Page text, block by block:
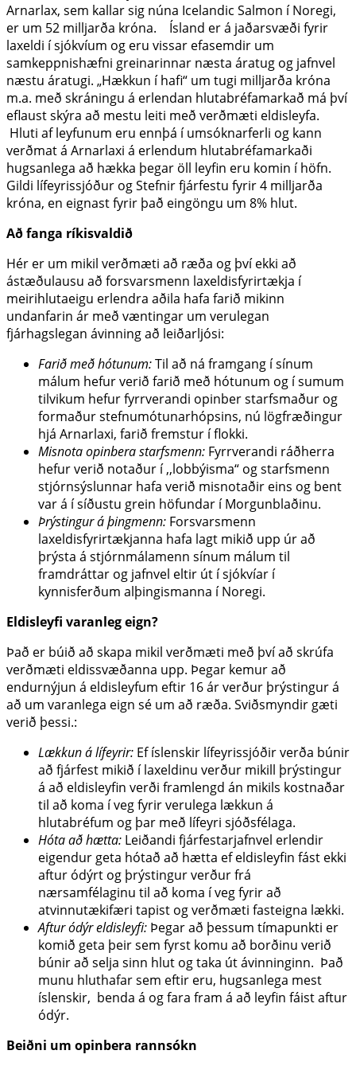
Arnarlax, sem kallar sig núna Icelandic Salmon í Noregi,
er um 52 milljarða króna. Ísland er á jaðarsvæði fyrir
laxeldi í sjókvíum og eru vissar efasemdir um
samkeppnishæfni greinarinnar næsta áratug og jafnvel
næstu áratugi. „Hækkun í hafi“ um tugi milljarða króna
m.a. með skráningu á erlendan hlutabréfamarkað má því
eflaust skýra að mestu leiti með verðmæti eldisleyfa.
Hluti af leyfunum eru ennþá í umsóknarferli og kann
verðmat á Arnarlaxi á erlendum hlutabréfamarkaði
hugsanlega að hækka þegar öll leyfin eru komin í höfn.
Gildi lífeyrissjóður og Stefnir fjárfestu fyrir 4 milljarða
króna, en eignast fyrir það eingöngu um 8% hlut.
Að fanga ríkisvaldið
Hér er um mikil verðmæti að ræða og því ekki að
ástæðulausu að forsvarsmenn laxeldisfyrirtækja í
meirihlutaeigu erlendra aðila hafa farið mikinn
undanfarin ár með væntingar um verulegan
fjárhagslegan ávinning að leiðarljósi:
Farið með hótunum:Til að ná framgang í sínum
málum hefur verið farið með hótunum og í sumum
tilvikum hefur fyrrverandi opinber starfsmaður og
formaður stefnumótunarhópsins, nú lögfræðingur
hjá Arnarlaxi, farið fremstur í flokki.
Misnota opinbera starfsmenn: Fyrrverandi ráðherra
hefur verið notaður í ,,lobbýisma“ og starfsmenn
stjórnsýslunnar hafa verið misnotaðir eins og bent
var á í síðustu grein höfundar í Morgunblaðinu.
Þrýstingur á þingmenn: Forsvarsmenn
laxeldisfyrirtækjanna hafa lagt mikið upp úr að
þrýsta á stjórnmálamenn sínum málum til
framdráttar og jafnvel eltir út í sjókvíar í
kynnisferðum alþingismanna í Noregi.
Eldisleyfi varanleg eign?
Það er búið að skapa mikil verðmæti með því að skrúfa
verðmæti eldissvæðanna upp. Þegar kemur að
endurnýjun á eldisleyfum eftir 16 ár verður þrýstingur á
að um varanlega eign sé um að ræða. Sviðsmyndir gæti
verið þessi.:
Lækkun á lífeyrir: Ef íslenskir lífeyrissjóðir verða búnir
að fjárfest mikið í laxeldinu verður mikill þrýstingur
á að eldisleyfin verði framlengd án mikils kostnaðar
til að koma í veg fyrir verulega lækkun á
hlutabréfum og þar með lífeyri sjóðsfélaga.
Hóta að hætta: Leiðandi fjárfestarjafnvel erlendir
eigendur geta hótað að hætta ef eldisleyfin fást ekki
aftur ódýrt og þrýstingur verður frá
nærsamfélaginu til að koma í veg fyrir að
atvinnutækifæri tapist og verðmæti fasteigna lækki.
Aftur ódýr eldisleyfi: Þegar að þessum tímapunkti er
komið geta þeir sem fyrst komu að borðinu verið
búnir að selja sinn hlut og taka út ávinninginn. Það
munu hluthafar sem eftir eru, hugsanlega mest
íslenskir, benda á og fara fram á að leyfin fáist aftur
ódýr.
Beiðni um opinbera rannsókn